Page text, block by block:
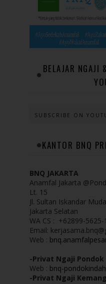
BELAJAR NGAJI
SUBSCRIBE ON
KANTOR BNQ
BNQ JAKARTA
Anamfal Jakarta
Lt. 15
Jl. Sultan Iskandar
Jakarta Selatan
WA CS : +62899-5625-
Email:
Web :
-Privat Ngaji Pondok
Web : bnq-
-Privat Ngaji Kemang